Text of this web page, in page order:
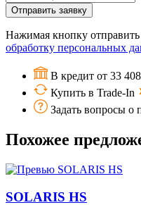
Отправить заявку
Нажимая кнопку отправить
обработку персональных
В кредит от 33
Купить в Trade-In
Задать вопросы о
Похожее
SOLARIS HS